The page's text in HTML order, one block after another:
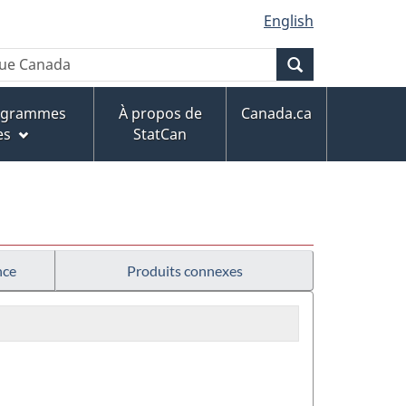
English
À propos de
StatCan
Canada.ca
Produits connexes